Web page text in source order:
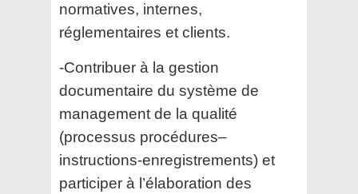
normatives, internes,
réglementaires et clients.
-Contribuer à la gestion
documentaire du système de
management de la qualité
(processus procédures–
instructions-enregistrements) et
participer à l’élaboration des